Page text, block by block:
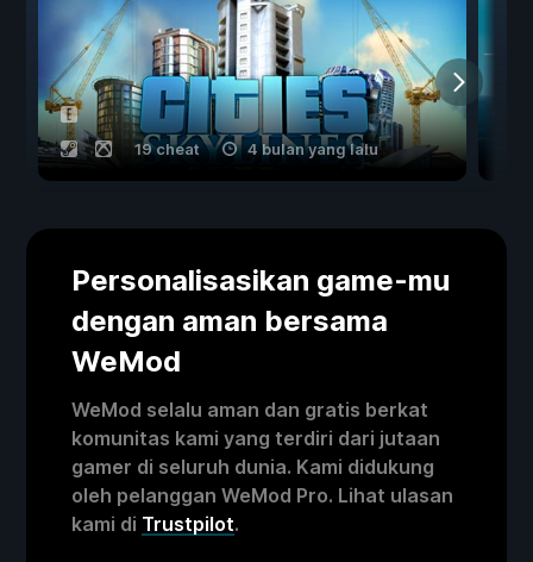
19 cheat 4 bulan yang lalu
Personalisasikan game-mu
dengan aman bersama
WeMod
WeMod selalu aman dan gratis berkat
komunitas kami yang terdiri dari jutaan
gamer di seluruh dunia. Kami didukung
oleh pelanggan WeMod Pro. Lihat ulasan
kami di Trustpilot.